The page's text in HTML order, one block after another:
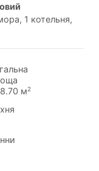
1 котельня,
м2